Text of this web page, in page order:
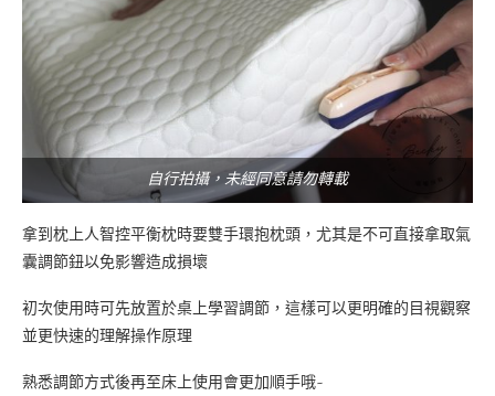
自行拍攝，未經同意請勿轉載
拿到枕上人智控平衡枕時要雙手環抱枕頭，尤其是不可直接拿取氣
囊調節鈕以免影響造成損壞
初次使用時可先放置於桌上學習調節，這樣可以更明確的目視觀察
並更快速的理解操作原理
熟悉調節方式後再至床上使用會更加順手哦~